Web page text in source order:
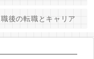
後の転職とキャリア